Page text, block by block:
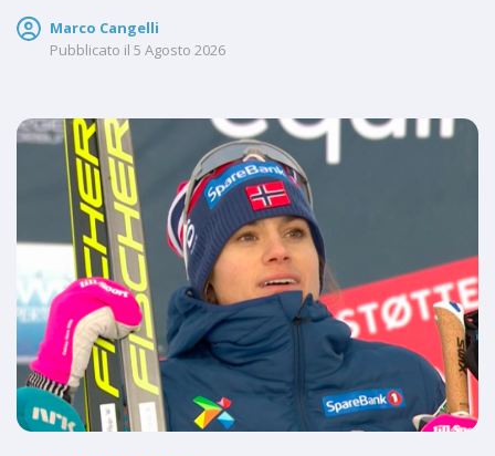
Marco Cangelli
Pubblicato il 5 Agosto 2026